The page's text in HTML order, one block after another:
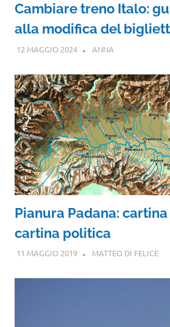
Cambiare treno Italo:
alla modifica del
12 MAGGIO 2024 ANNA
Pianura Padana:
cartina politica
11 MAGGIO 2019 MATTEO DI FELICE